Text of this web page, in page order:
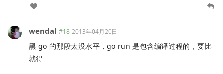
wendal #18 2013年04月20日
黑 go 的那段太没水平，go run 是包含编译过程的，要比
就得